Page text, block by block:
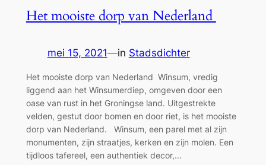
Het mooiste dorp van Nederland
mei 15, 2021—in Stadsdichter
Het mooiste dorp van Nederland Winsum, vredig
liggend aan het Winsumerdiep, omgeven door een
oase van rust in het Groningse land. Uitgestrekte
velden, gestut door bomen en door riet, is het mooiste
dorp van Nederland. Winsum, een parel met al zijn
monumenten, zijn straatjes, kerken en zijn molen. Een
tijdloos tafereel, een authentiek decor,…